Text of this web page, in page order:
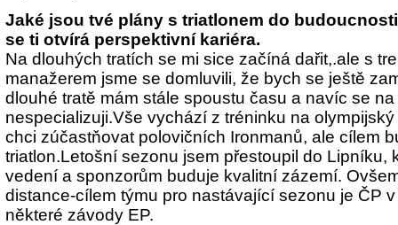
Jaké jsou tvé plány s triatlonem do
se ti otvírá perspektivní kariéra.
Na dlouhých tratích se mi sice začíná dařit,.ale s
manažerem jsme se domluvili, že bych se ještě
dlouhé tratě mám stále spoustu času a navíc se
nespecializuji.Vše vychází z tréninku na
chci zúčastňovat polovičních Ironmanů, ale cílem
triatlon.Letošní sezonu jsem přestoupil do Lipníku,
vedení a sponzorům buduje kvalitní zázemí.
distance-cílem týmu pro nastávající sezonu je ČP
některé závody EP.